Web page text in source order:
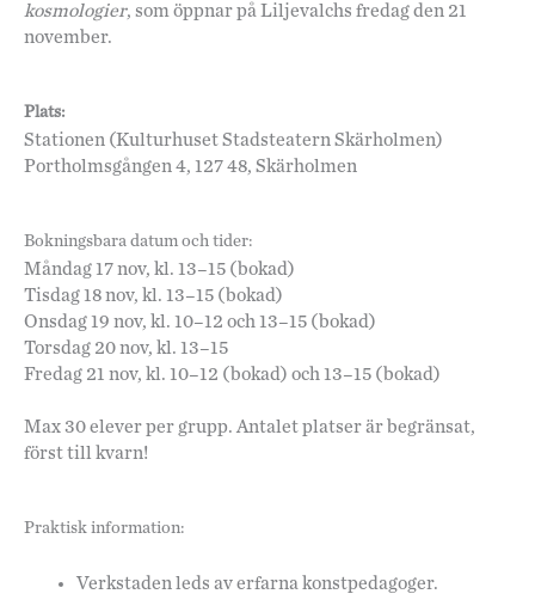
kosmologier, som öppnar på Liljevalchs fredag den 21
november.
Plats:
Stationen (Kulturhuset Stadsteatern Skärholmen)
Portholmsgången 4, 127 48, Skärholmen
Bokningsbara datum och tider:
Måndag 17 nov, kl. 13–15 (bokad)
Tisdag 18 nov, kl. 13–15 (bokad)
Onsdag 19 nov, kl. 10–12 och 13–15 (bokad)
Torsdag 20 nov, kl. 13–15
Fredag 21 nov, kl. 10–12 (bokad) och 13–15 (bokad)
Max 30 elever per grupp. Antalet platser är begränsat,
först till kvarn!
Praktisk information:
Verkstaden leds av erfarna konstpedagoger.